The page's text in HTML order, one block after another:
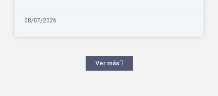
08/07/2026
Ver más